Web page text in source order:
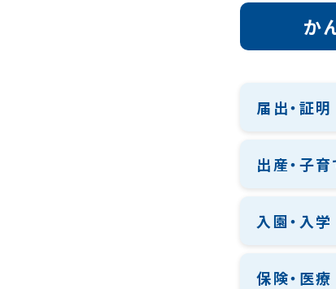
か
届出・証明
出産・子育
入園・入学
保険・医療